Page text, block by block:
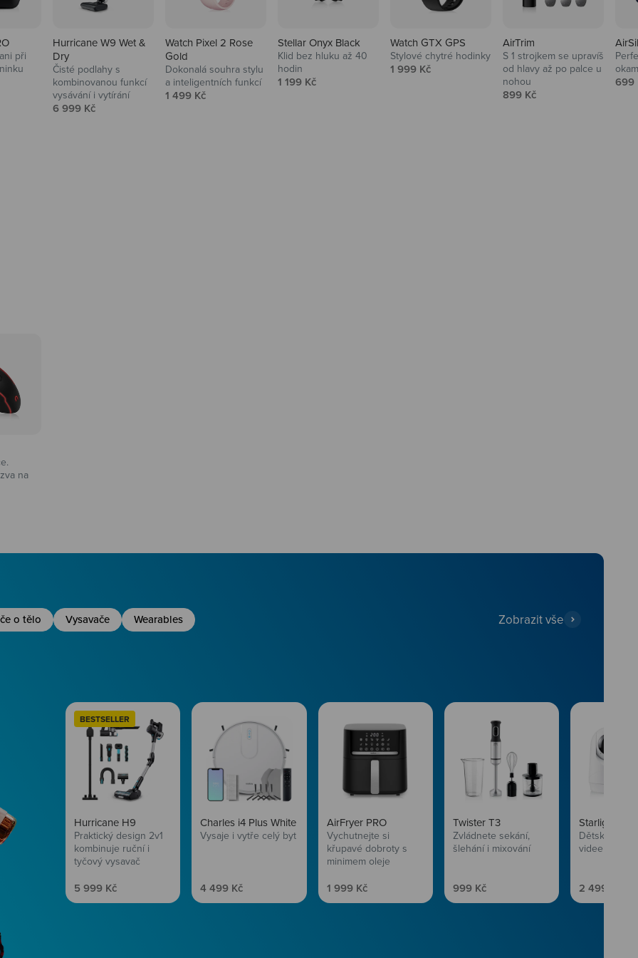
při
Hurricane W9 Wet &
Dry
Čisté podlahy s
kombinovanou funkcí
vysávání i vytírání
Prodejní cena
6 999 Kč
Watch Pixel 2 Rose
Gold
Dokonalá souhra stylu
a inteligentních funkcí
Prodejní cena
1 499 Kč
Stellar Onyx Black
Klid bez hluku až 40
hodin
Prodejní cena
1 199 Kč
Watch GTX GPS
Stylové chytré hodinky
Prodejní cena
1 999 Kč
AirTrim
S 1 strojkem se upravíš
od hlavy až po palce u
nohou
Prodejní cena
899 Kč
699
na
o tělo Vysavače Wearables Zobrazit vše
BESTSELLER
Hurricane H9
Praktický design 2v1
kombinuje ruční i
tyčový vysavač
Prodejní cena
5 999 Kč
Charles i4 Plus White
Vysaje i vytře celý byt
Prodejní cena
4 499 Kč
AirFryer PRO
Vychutnejte si
křupavé dobroty s
minimem oleje
Prodejní cena
1 999 Kč
Twister T3
Zvládnete sekání,
šlehání i mixování
Prodejní cena
999 Kč
Starlight SL5
Dětská
videem
Prodejní
2 499 Kč
Péče o vlasy